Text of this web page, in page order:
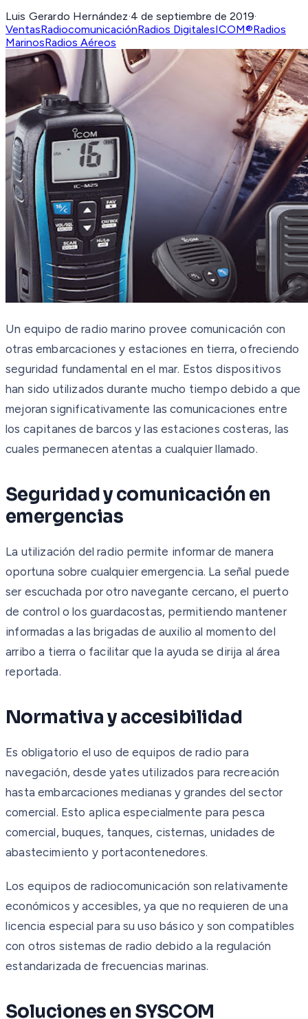
Luis Gerardo Hernández·4 de septiembre de 2019·
VentasRadiocomunicaciónRadios DigitalesICOM®Radios
MarinosRadios Aéreos
Un equipo de radio marino provee comunicación con
otras embarcaciones y estaciones en tierra, ofreciendo
seguridad fundamental en el mar. Estos dispositivos
han sido utilizados durante mucho tiempo debido a que
mejoran significativamente las comunicaciones entre
los capitanes de barcos y las estaciones costeras, las
cuales permanecen atentas a cualquier llamado.
Seguridad y comunicación en
emergencias
La utilización del radio permite informar de manera
oportuna sobre cualquier emergencia. La señal puede
ser escuchada por otro navegante cercano, el puerto
de control o los guardacostas, permitiendo mantener
informadas a las brigadas de auxilio al momento del
arribo a tierra o facilitar que la ayuda se dirija al área
reportada.
Normativa y accesibilidad
Es obligatorio el uso de equipos de radio para
navegación, desde yates utilizados para recreación
hasta embarcaciones medianas y grandes del sector
comercial. Esto aplica especialmente para pesca
comercial, buques, tanques, cisternas, unidades de
abastecimiento y portacontenedores.
Los equipos de radiocomunicación son relativamente
económicos y accesibles, ya que no requieren de una
licencia especial para su uso básico y son compatibles
con otros sistemas de radio debido a la regulación
estandarizada de frecuencias marinas.
Soluciones en SYSCOM